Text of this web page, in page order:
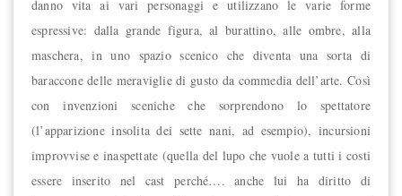
danno vita ai vari personaggi e utilizzano le varie forme
espressive: dalla grande figura, al burattino, alle ombre, alla
maschera, in uno spazio scenico che diventa una sorta di
baraccone delle meraviglie di gusto da commedia dell’arte. Così
con invenzioni sceniche che sorprendono lo spettatore
(l’apparizione insolita dei sette nani, ad esempio), incursioni
improvvise e inaspettate (quella del lupo che vuole a tutti i costi
essere inserito nel cast perché…. anche lui ha diritto di